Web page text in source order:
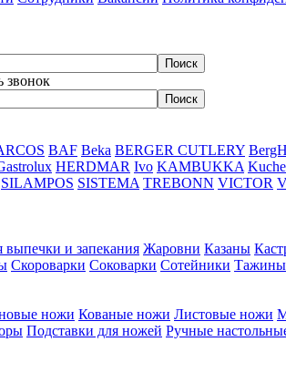
звонок
BAF Beka BERGER CUTLERY
HERDMAR Ivo KAMBUKKA
SILAMPOS SISTEMA TREBONN VICTOR
выпечки и запекания Жаровни Казаны
Скороварки Соковарки Сотейники Тажины
ножи Кованые ножи Листовые ножи
Подставки для ножей Ручные